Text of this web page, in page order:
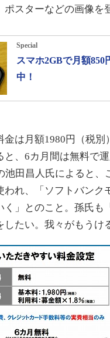
ポスターなどの画像を
Special
スマホ2GBで月額
中！
は月額1980円（税別
と、6カ月間は無料で
池田昌人氏によると
われ、「ソフトバン
く」とのこと。孫氏
たい。我々がもうけ